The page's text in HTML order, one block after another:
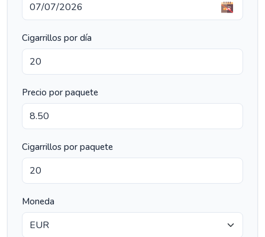
Cigarrillos por día
Precio por paquete
Cigarrillos por paquete
Moneda